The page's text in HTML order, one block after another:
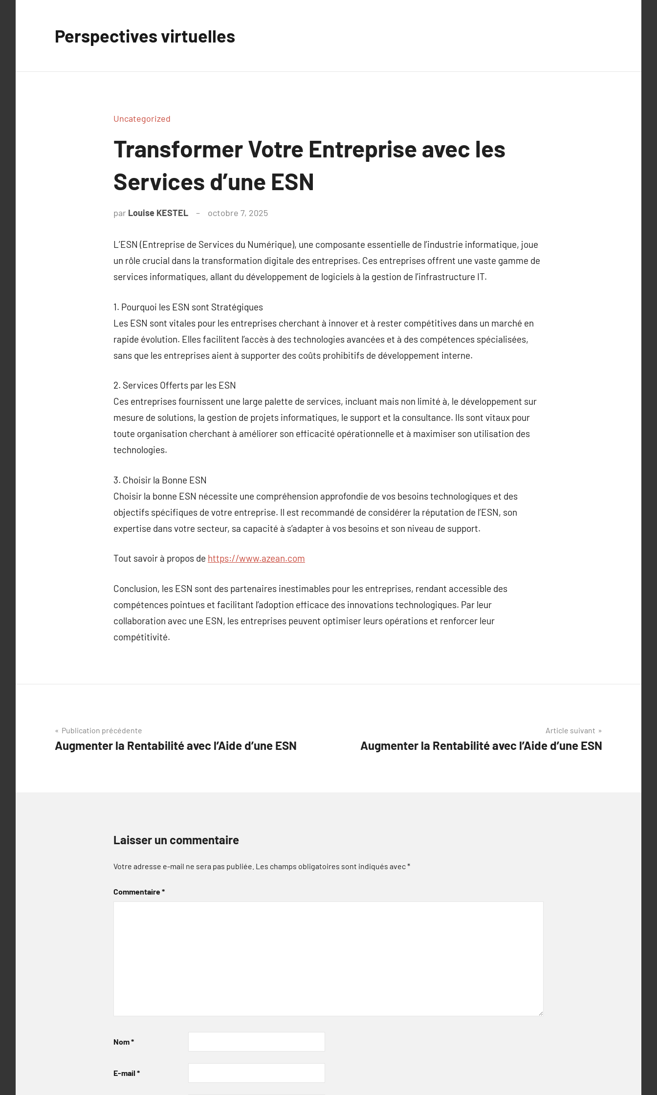
Perspectives virtuelles
Uncategorized
Transformer Votre Entreprise avec les
Services d’une ESN
par Louise KESTEL octobre 7, 2025
L’ESN (Entreprise de Services du Numérique), une composante essentielle de l’industrie informatique, joue
un rôle crucial dans la transformation digitale des entreprises. Ces entreprises offrent une vaste gamme de
services informatiques, allant du développement de logiciels à la gestion de l’infrastructure IT.
1. Pourquoi les ESN sont Stratégiques
Les ESN sont vitales pour les entreprises cherchant à innover et à rester compétitives dans un marché en
rapide évolution. Elles facilitent l’accès à des technologies avancées et à des compétences spécialisées,
sans que les entreprises aient à supporter des coûts prohibitifs de développement interne.
2. Services Offerts par les ESN
Ces entreprises fournissent une large palette de services, incluant mais non limité à, le développement sur
mesure de solutions, la gestion de projets informatiques, le support et la consultance. Ils sont vitaux pour
toute organisation cherchant à améliorer son efficacité opérationnelle et à maximiser son utilisation des
technologies.
3. Choisir la Bonne ESN
Choisir la bonne ESN nécessite une compréhension approfondie de vos besoins technologiques et des
objectifs spécifiques de votre entreprise. Il est recommandé de considérer la réputation de l’ESN, son
expertise dans votre secteur, sa capacité à s’adapter à vos besoins et son niveau de support.
Tout savoir à propos de https://www.azean.com
Conclusion, les ESN sont des partenaires inestimables pour les entreprises, rendant accessible des
compétences pointues et facilitant l’adoption efficace des innovations technologiques. Par leur
collaboration avec une ESN, les entreprises peuvent optimiser leurs opérations et renforcer leur
compétitivité.
Navigation
de
Publication précédente
Augmenter la Rentabilité avec l’Aide d’une ESN
Article suivant
Augmenter la Rentabilité avec l’Aide d’une ESN
Laisser un commentaire
Votre adresse e-mail ne sera pas publiée. Les champs obligatoires sont indiqués avec*
Commentaire*
Nom*
E-mail *